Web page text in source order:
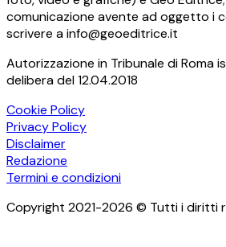
comunicazione avente ad oggetto i
scrivere a info@geoeditrice.it
Autorizzazione in Tribunale di Roma
delibera del 12.04.2018
Cookie Policy
Privacy Policy
Disclaimer
Redazione
Termini e condizioni
Copyright 2021-2026 © Tutti i diritti